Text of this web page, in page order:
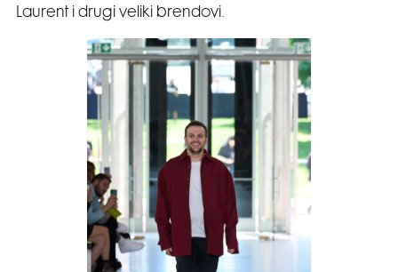
Laurent i drugi veliki brendovi.